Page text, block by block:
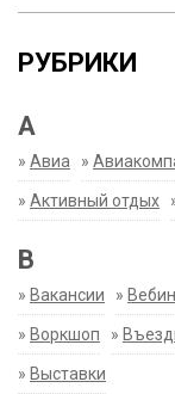
РУБРИКИ
А
» Авиа »
» Активный отдых
В
» Вакансии »
» Воркшоп »
» Выставки